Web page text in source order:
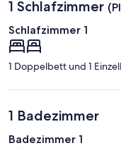
1 Schlafzimmer
Schlafzimmer 1
1 Doppelbett und 1
1 Badezimmer
Badezimmer 1